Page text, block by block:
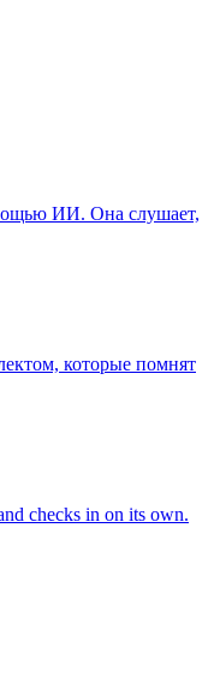
ИИ. Она слушает,
которые помнят
checks in on its own.